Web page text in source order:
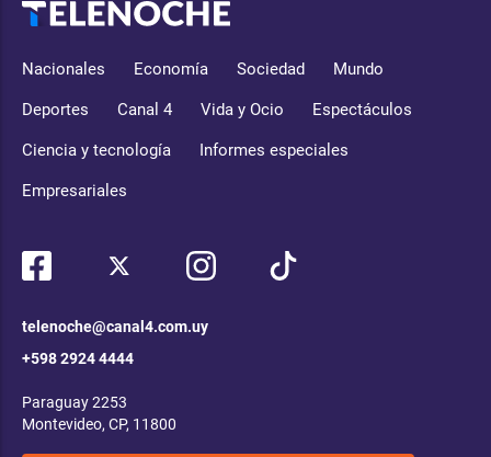
Nacionales Economía Sociedad Mundo
Deportes Canal 4 Vida y Ocio Espectáculos
Ciencia y tecnología Informes especiales
Empresariales
telenoche@canal4.com.uy
+598 2924 4444
Paraguay 2253
Montevideo, CP, 11800